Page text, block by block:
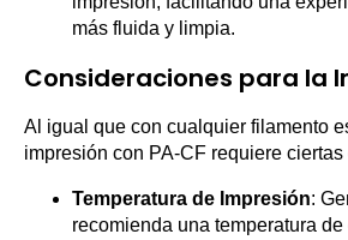
más fluida y limpia.
Consideraciones para la
Al igual que con cualquier filamento
impresión con PA-CF requiere
Temperatura de Impresión:
recomienda una temperatura